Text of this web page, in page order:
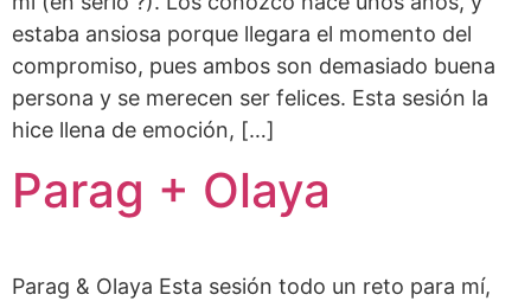
estaba ansiosa porque llegara el momento del
compromiso, pues ambos son demasiado buena
persona y se merecen ser felices. Esta sesión la
hice llena de emoción, […]
Parag + Olaya
Parag & Olaya Esta sesión todo un reto para mí,